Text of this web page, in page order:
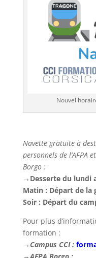
Nouvel
Navette gratuite à
personnels de l’AFPA
Borgo :
→Desserte du lundi
Matin : Départ de la
Soir : Départ du
Pour plus
formation :
→Campus CCI :
→AFPA Borgo :